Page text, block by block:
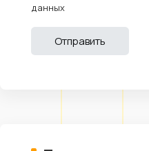
данных